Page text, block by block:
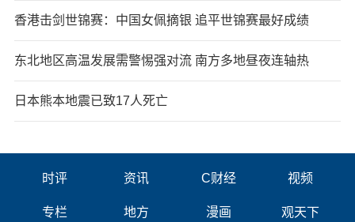
香港击剑世锦赛：中国女佩摘银 追平世锦赛最好成绩
东北地区高温发展需警惕强对流 南方多地昼夜连轴热
日本熊本地震已致17人死亡
时评 资讯 C财经 视频
专栏 地方 漫画 观天下